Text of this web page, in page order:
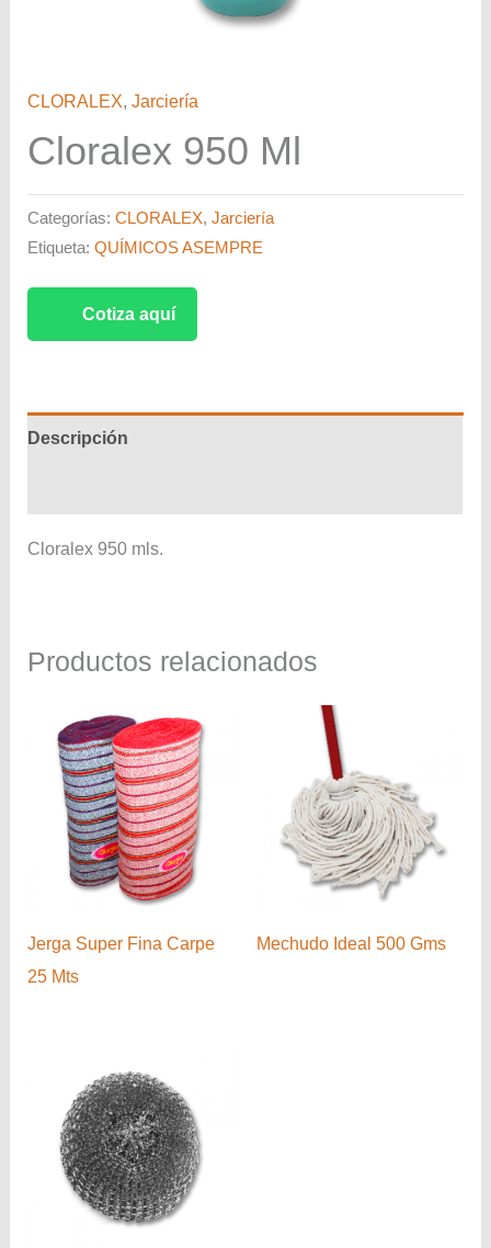
CLORALEX,Jarciería
Cloralex 950 Ml
Categorías:CLORALEX,Jarciería
Etiqueta:QUÍMICOS ASEMPRE
Cotiza aquí
Descripción
Cloralex 950 mls.
Productos relacionados
Jerga Super Fina Carpe
25 Mts
Mechudo Ideal 500 Gms